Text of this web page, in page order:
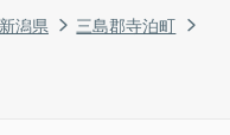
新潟県
三島郡寺泊町